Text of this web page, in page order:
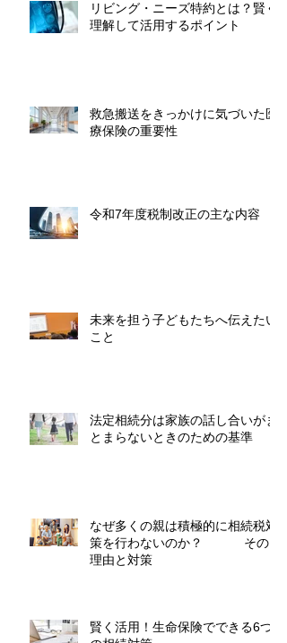
リビング・ニーズ特約とは？賢く
理解して活用するポイント
救急搬送をきっかけに気づいた医
療保険の重要性
令和7年度税制改正の主な内容
未来を担う子どもたちへ伝えたい
こと
法定相続分は家族の話し合いがま
とまらないときのための基準
なぜ多くの親は積極的に相続税対
策を行わないのか？ その
理由と対策
賢く活用！生命保険でできる6つ